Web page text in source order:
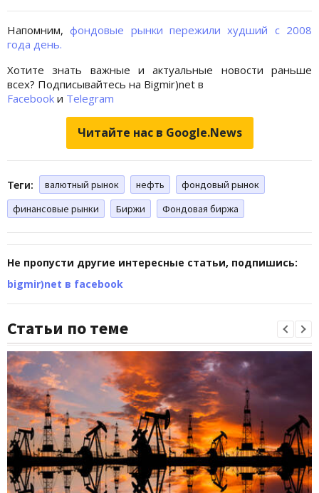
Напомним,фондовые рынки пережили худший с 2008
года день.
Хотите знать важные и актуальные новости раньше
всех? Подписывайтесь на Bigmir)net в
Facebook и Telegram
Читайте нас в Google.News
Теги: валютный рынок нефть
фондовый рынок
финансовые рынки
Биржи Фондовая биржа
Не пропусти другие интересные статьи, подпишись:
bigmir)net в facebook
Статьи по теме